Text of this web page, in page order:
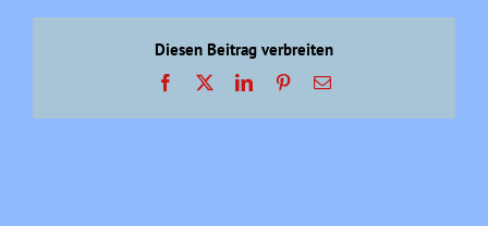
Diesen Beitrag verbreiten
Facebook LinkedInPinterest
E-